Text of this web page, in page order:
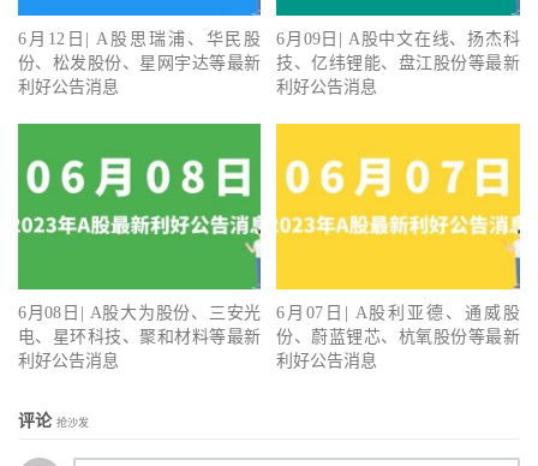
6月12日| A股思瑞浦、华民股
份、松发股份、星网宇达等最新
利好公告消息
6月09日| A股中文在线、扬杰科
技、亿纬锂能、盘江股份等最新
利好公告消息
6月08日| A股大为股份、三安光
电、星环科技、聚和材料等最新
利好公告消息
6月07日| A股利亚德、通威股
份、蔚蓝锂芯、杭氧股份等最新
利好公告消息
评论 抢沙发